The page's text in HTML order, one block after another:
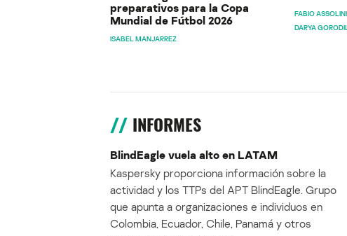
preparativos para la Copa
Mundial de Fútbol 2026
ISABEL MANJARREZ
FABIO ASSOLINI
DARYA
INFORMES
BlindEagle vuela alto en LATAM
Kaspersky proporciona información sobre la
actividad y los TTPs del APT BlindEagle. Grupo
que apunta a organizaciones e individuos en
Colombia, Ecuador, Chile, Panamá y otros